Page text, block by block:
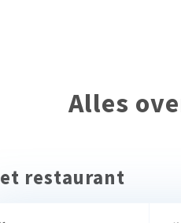
Alles
restaurant